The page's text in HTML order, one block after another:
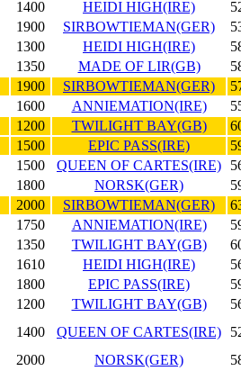
1400 HEIDI HIGH(IRE)
1900 SIRBOWTIEMAN(GER)
1300 HEIDI HIGH(IRE)
1350 MADE OF LIR(GB)
1900 SIRBOWTIEMAN(GER)
1600 ANNIEMATION(IRE)
1200 TWILIGHT BAY(GB)
1500 EPIC PASS(IRE)
1500 QUEEN OF CARTES(IRE)
1800 NORSK(GER)
2000 SIRBOWTIEMAN(GER)
1750 ANNIEMATION(IRE)
1350 TWILIGHT BAY(GB)
1610 HEIDI HIGH(IRE)
1800 EPIC PASS(IRE)
1200 TWILIGHT BAY(GB)
1400 QUEEN OF CARTES(IRE)
2000 NORSK(GER)